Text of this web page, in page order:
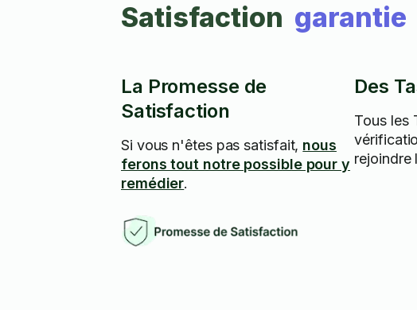
Satisfaction garantie
La Promesse de
Satisfaction
Si vous n'êtes pas satisfait, nous
ferons tout notre possible pour y
remédier.
Des
Tous les
rejoindre